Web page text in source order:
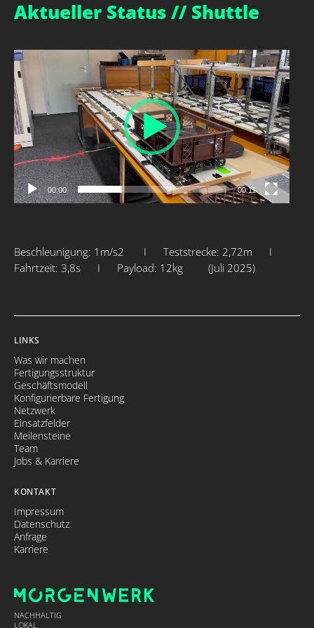
Zum
InhaltAktueller Status // Shuttle
Video-
Player
00:00 00:11
Beschleunigung: 1m/s2 I Teststrecke: 2,72m I
Fahrtzeit: 3,8s I Payload: 12kg (Juli 2025)
LINKS
Was wir machen
Fertigungsstruktur
Geschäftsmodell
Konfigurierbare Fertigung
Netzwerk
Einsatzfelder
Meilensteine
Team
Jobs & Karriere
KONTAKT
Impressum
Datenschutz
Anfrage
Karriere
NACHHALTIG
LOKAL